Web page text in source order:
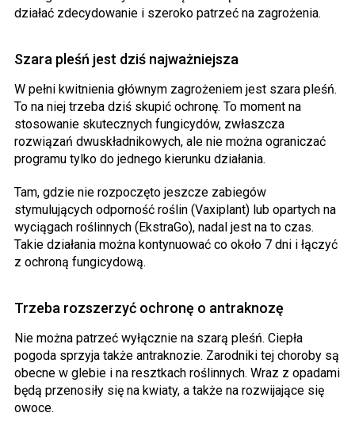
działać zdecydowanie i szeroko patrzeć na zagrożenia.
Szara pleśń jest dziś najważniejsza
W pełni kwitnienia głównym zagrożeniem jest szara pleśń.
To na niej trzeba dziś skupić ochronę. To moment na
stosowanie skutecznych fungicydów, zwłaszcza
rozwiązań dwuskładnikowych, ale nie można ograniczać
programu tylko do jednego kierunku działania.
Tam, gdzie nie rozpoczęto jeszcze zabiegów
stymulujących odporność roślin (Vaxiplant) lub opartych na
wyciągach roślinnych (EkstraGo), nadal jest na to czas.
Takie działania można kontynuować co około 7 dni i łączyć
z ochroną fungicydową.
Trzeba rozszerzyć ochronę o antraknozę
Nie można patrzeć wyłącznie na szarą pleśń. Ciepła
pogoda sprzyja także antraknozie. Zarodniki tej choroby są
obecne w glebie i na resztkach roślinnych. Wraz z opadami
będą przenosiły się na kwiaty, a także na rozwijające się
owoce.